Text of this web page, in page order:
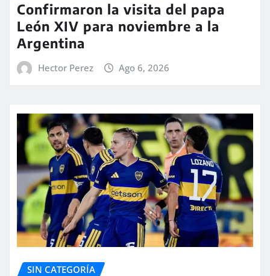
Confirmaron la visita del papa
León XIV para noviembre a la
Argentina
Hector Perez Ago 6, 2026
SIN CATEGORÍA